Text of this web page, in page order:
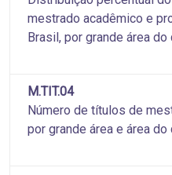
mestrado acadêmico e
Brasil, por grande área
M.TIT.04
Número de títulos de
por grande área e área